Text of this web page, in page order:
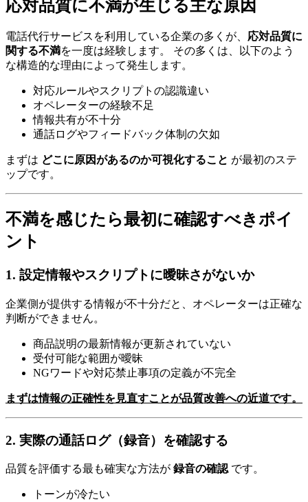
応対品質に不満が生じる主な原因
電話代行サービスを利用している企業の多くが、 応対品質に
関する不満を一度は経験します。 その多くは、以下のよう
な構造的な理由によって発生します。
対応ルールやスクリプトの認識違い
オペレーターの経験不足
情報共有が不十分
通話ログやフィードバック体制の欠如
まずは どこに原因があるのか可視化すること が最初のステ
ップです。
不満を感じたら最初に確認すべきポイ
ント
1. 設定情報やスクリプトに曖昧さがないか
企業側が提供する情報が不十分だと、オペレーターは正確な
判断ができません。
商品説明の最新情報が更新されていない
受付可能な範囲が曖昧
NGワードや対応禁止事項の定義が不完全
まずは情報の正確性を見直すことが品質改善への近道です。
2. 実際の通話ログ（録音）を確認する
品質を評価する最も確実な方法が 録音の確認です。
トーンが冷たい